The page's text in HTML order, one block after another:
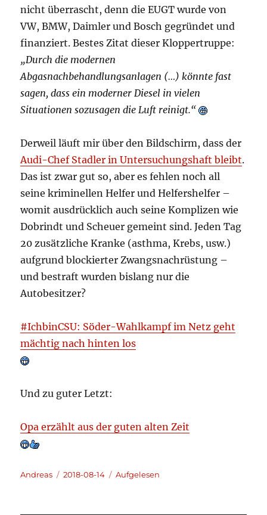
nicht überrascht, denn die EUGT wurde von
VW, BMW, Daimler und Bosch gegründet und
finanziert. Bestes Zitat dieser Kloppertruppe:
„Durch die modernen
Abgasnachbehandlungsanlagen (…) könnte fast
sagen, dass ein moderner Diesel in vielen
Situationen sozusagen die Luft reinigt.“
Derweil läuft mir über den Bildschirm, dass der
Audi-Chef Stadler in Untersuchungshaft bleibt.
Das ist zwar gut so, aber es fehlen noch all
seine kriminellen Helfer und Helfershelfer –
womit ausdrücklich auch seine Komplizen wie
Dobrindt und Scheuer gemeint sind. Jeden Tag
20 zusätzliche Kranke (asthma, Krebs, usw.)
aufgrund blockierter Zwangsnachrüstung –
und bestraft wurden bislang nur die
Autobesitzer?
#IchbinCSU: Söder-Wahlkampf im Netz geht
mächtig nach hinten los
Und zu guter Letzt:
Opa erzählt aus der guten alten Zeit
Autor
Andreas
Veröffentlicht
2018-08-14 Kategorien
Aufgelesen